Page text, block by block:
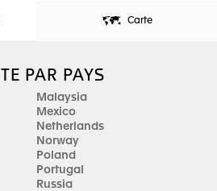
Carte
PAR PAYS
Malaysia
Mexico
Netherlands
Norway
Poland
Portugal
Russia